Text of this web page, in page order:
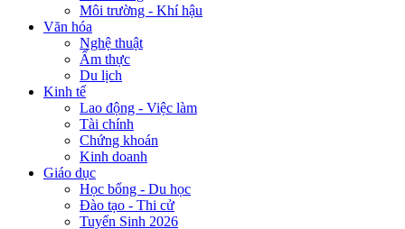
Môi trường - Khí hậu
Văn hóa
Nghệ thuật
Ẩm thực
Du lịch
Kinh tế
Lao động - Việc làm
Tài chính
Chứng khoán
Kinh doanh
Giáo dục
Học bổng - Du học
Đào tạo - Thi cử
Tuyển Sinh 2026